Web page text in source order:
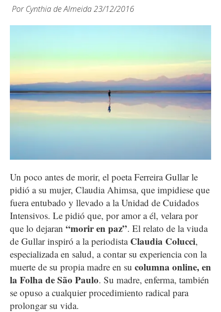
PorCynthia de Almeida23/12/2016
Un poco antes de morir, el poeta Ferreira Gullar le
pidió a su mujer, Claudia Ahimsa, que impidiese que
fuera entubado y llevado a la Unidad de Cuidados
Intensivos. Le pidió que, por amor a él, velara por
que lo dejaran “morir en paz”. El relato de la viuda
de Gullar inspiró a la periodista Claudia Colucci,
especializada en salud, a contar su experiencia con la
muerte de su propia madre en su columna online, en
la Folha de São Paulo. Su madre, enferma, también
se opuso a cualquier procedimiento radical para
prolongar su vida.